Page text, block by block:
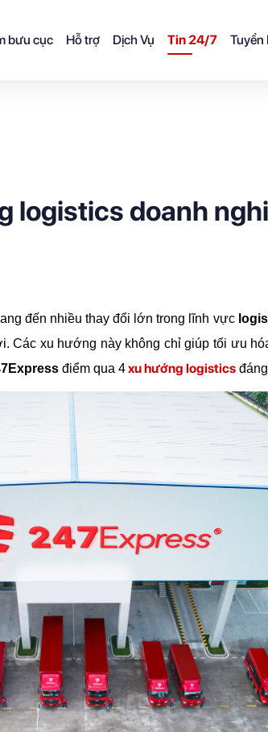
bưu cục Hỗ trợ Dịch Vụ Tin 24/7 Tuyển
logistics doanh
đến nhiều thay đổi lớn trong lĩnh vực
Các xu hướng này không chỉ giúp tối ưu
ess điểm qua 4xu hướng logistics